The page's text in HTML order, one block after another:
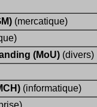
(mercatique)
(MoU) (divers)
(informatique)